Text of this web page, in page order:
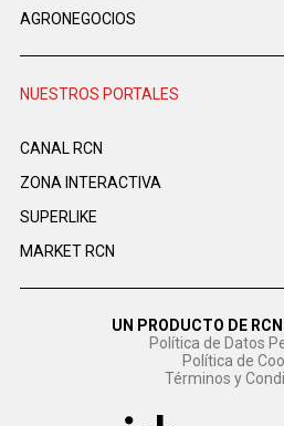
AGRONEGOCIOS
NUESTROS PORTALES
CANAL RCN
ZONA INTERACTIVA
SUPERLIKE
MARKET RCN
UN PRODUCTO DE
Política de Datos
Política de
Términos y